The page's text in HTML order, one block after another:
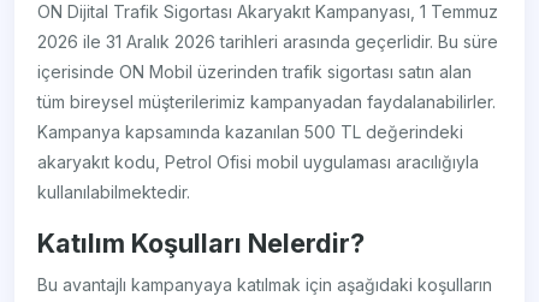
ON Dijital Trafik Sigortası Akaryakıt Kampanyası, 1 Temmuz
2026 ile 31 Aralık 2026 tarihleri arasında geçerlidir. Bu süre
içerisinde ON Mobil üzerinden trafik sigortası satın alan
tüm bireysel müşterilerimiz kampanyadan faydalanabilirler.
Kampanya kapsamında kazanılan 500 TL değerindeki
akaryakıt kodu, Petrol Ofisi mobil uygulaması aracılığıyla
kullanılabilmektedir.
Katılım Koşulları Nelerdir?
Bu avantajlı kampanyaya katılmak için aşağıdaki koşulların